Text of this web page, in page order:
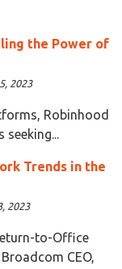
the Power of
2023
Robinhood
Trends in the
2023
to-Office
CEO,